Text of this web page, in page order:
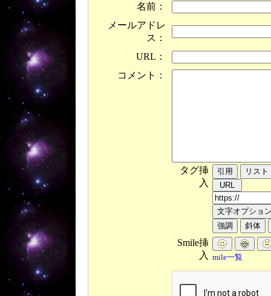
名前：
メールアドレ
ス：
URL：
コメント：
タグ挿
入
Smile挿
入 mile一覧